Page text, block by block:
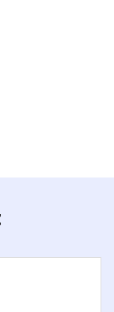
Twitter)
email